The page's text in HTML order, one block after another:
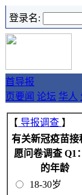
登录名:
首
页
导报
要闻 论坛 华人
【 导报调查 】
有关新冠疫苗接
愿问卷调查 Q1
的年龄
18-30岁